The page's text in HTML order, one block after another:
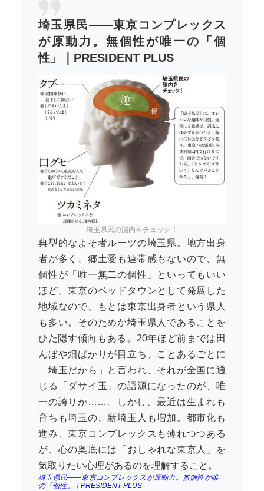
埼玉県民――東京コンプレックス
が原動力。無個性が唯一の「個
性」｜PRESIDENT PLUS
埼玉県民の脳内をチェック！
典型的なよそ者ルーツの埼玉県。地方出身
者が多く、郷土愛も連帯感もないので、無
個性が「唯一無二の個性」といってもいい
ほど。東京のベッドタウンとして発展した
地域なので、もとは東京出身者という県人
も多い。そのためか埼玉県人であることを
ひた隠す傾向もある。20年ほど前までは田
んぼや畑ばかりが目立ち、ことあるごとに
「埼玉だから」と言われ、それが全国に通
じる「ダサイ玉」の語源になったのが、唯
一の誇りか……。しかし、最近は生まれも
育ちも埼玉の、新埼玉人も増加。都市化も
進み、東京コンプレックスも薄れつつある
が、心の奥底には「おしゃれな東京人」を
気取りたい心理があるのを理解すること。
埼玉県民――東京コンプレックスが原動力。無個性が唯一
の「個性」｜PRESIDENT PLUS